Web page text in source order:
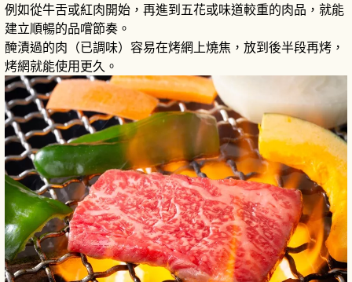
例如從牛舌或紅肉開始，再進到五花或味道較重的肉品，就能
建立順暢的品嚐節奏。
醃漬過的肉（已調味）容易在烤網上燒焦，放到後半段再烤，
烤網就能使用更久。